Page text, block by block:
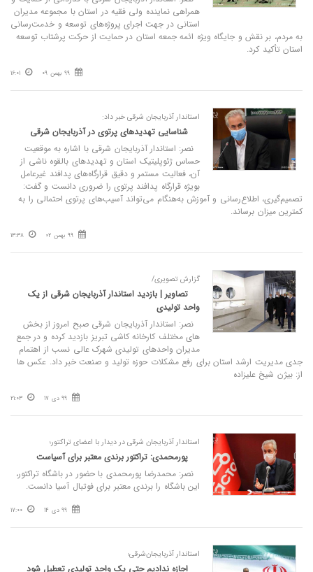
همراهی نماینده ولی فقیه در استان با مجموعه مدیران
استانی در جهت اجرای پروژه‌های توسعه و خدمت‌‌رسانی
به مردم، بر نقش و جایگاه ویژه ائمه جمعه استان در حمایت از حرکت پرشتاب توسعه
استان تأکید کرد.
99 بهمن 09 16:01
استاندار آذربایجان شرقی خبر داد:
شناسایی تهدیدهای پرتوی در آذربایجان شرقی
نصر: استاندار آذربایجان شرقی با اشاره به موقعیت
حساس ژئوپلیتیک استان و تهدیدهای بالقوه ناشی از
آن، فعالیت مستمر و دقیق قرارگاه‌های پدافند غیرعامل
بویژه قرارگاه پدافند پرتوی را ضروری دانست و گفت:
تصمیم‌گیری، اطلاع‌رسانی و آموزش به‌هنگام می‌تواند آسیب‌های پرتوی احتمالی را به
کمترین میزان برساند.
99 بهمن 02 13:38
گزارش تصویری/
تصاویر | بازدید استاندار آذربایجان شرقی از یک
واحد تولیدی
نصر: استاندار آذربایجان شرقی صبح امروز از بخش
های مختلف کارخانه کاشی تبریز بازدید کرده و در جمع
مدیران واحدهای تولیدی شهرک عالی نسب از اهتمام
جدی مدیریت ارشد استان برای رفع مشکلات حوزه تولید و صنعت خبر داد. عکس ها
از: بیژن شیخ علیزاده
99 دی 17 21:03
استاندار آذربایجان شرقی در دیدار با اعضای تراکتور؛
پورمحمدی: تراکتور برندی معتبر برای آسیاست
نصر: محمدرضا پورمحمدی با حضور در باشگاه تراکتور،
این باشگاه را برندی معتبر برای فوتبال آسیا دانست.
99 دی 14 17:00
استاندار آذربایجان‌شرقی؛
اجازه ندادیم حتی یک واحد تولیدی تعطیل شود